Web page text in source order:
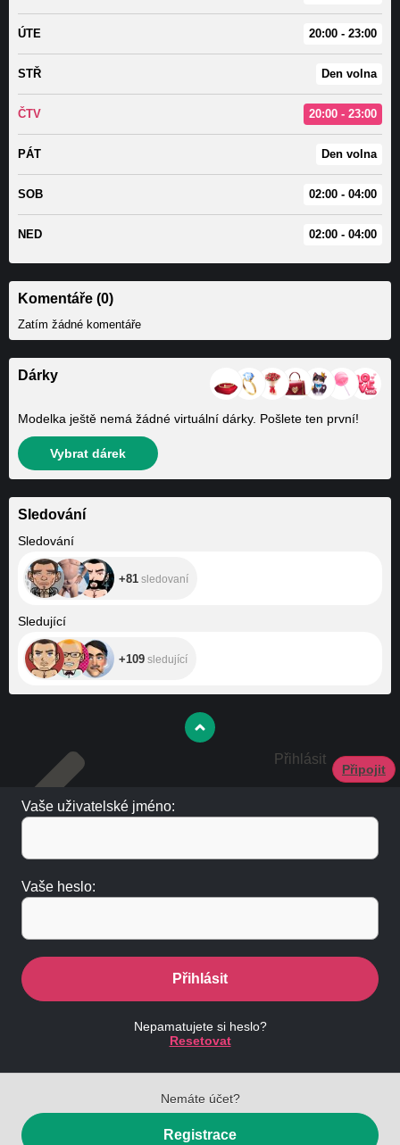
ÚTE 20:00 - 23:00
STŘ Den volna
ČTV 20:00 - 23:00
PÁT Den volna
SOB 02:00 - 04:00
NED 02:00 - 04:00
Komentáře (0)
Zatím žádné komentáře
Dárky
Modelka ještě nemá žádné virtuální dárky. Pošlete ten první!
Vybrat dárek
Sledování
Sledování
+81 sledovaní
Sledující
+109 sledující
Přihlásit
Připojit
Vaše uživatelské jméno:
Vaše heslo:
Přihlásit
Nepamatujete si heslo?
Resetovat
Nemáte účet?
Registrace